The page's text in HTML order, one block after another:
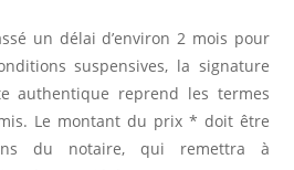
un délai d’environ 2 mois pour
suspensives, la signature
authentique reprend les termes
Le montant du prix * doit être
du notaire, qui remettra à